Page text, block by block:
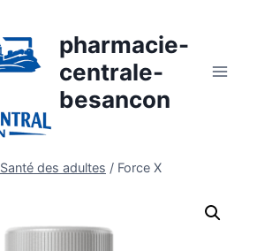
pharmacie-
centrale-
besancon
Santé des adultes / Force X